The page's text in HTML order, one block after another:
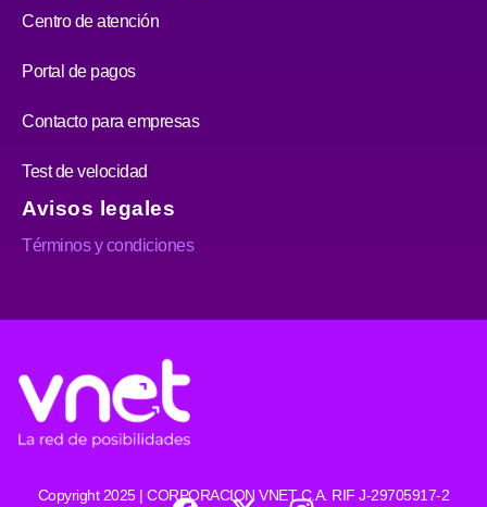
Centro de atención
Portal de pagos
Contacto para empresas
Test de velocidad
Avisos legales
Términos y condiciones
Copyright 2025 | CORPORACION VNET C.A. RIF J-29705917-2
F X I